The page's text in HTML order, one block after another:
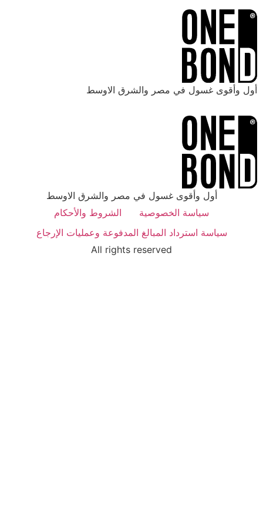
أول وأقوى غسول في مصر والشرق الاوسط
أول وأقوى غسول في مصر والشرق الاوسط
سياسة الخصوصية
الشروط والأحكام
سياسة استرداد المبالغ المدفوعة وعمليات الإرجاع
All rights reserved